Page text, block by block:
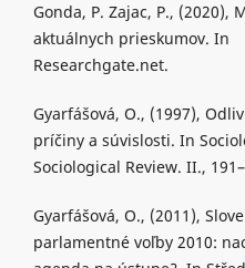
Gonda, P. Zajac, P., (2020),
aktuálnych prieskumov. In
Researchgate.net.
Gyarfášová, O., (1997),
príčiny a súvislosti. In
Sociological Review. II.,
Gyarfášová, O., (2011),
parlamentné voľby 2010: